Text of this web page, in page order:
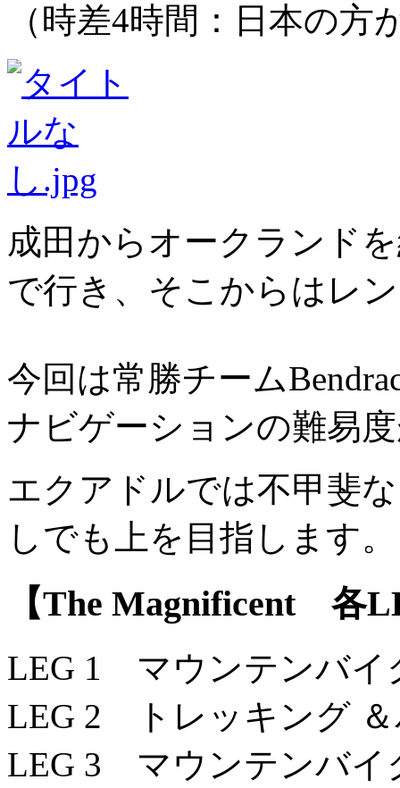
（時差4時間：
日本の方
成田からオークランド
で行き、そこからはレ
今回は常勝チーム
ナビゲーションの難易
エクアドルでは不甲斐
しでも上を目指します。
【The Magnificent 各
LEG 1 マウンテンバイ
LEG 2 トレッキング ＆
LEG 3 マウンテンバイ